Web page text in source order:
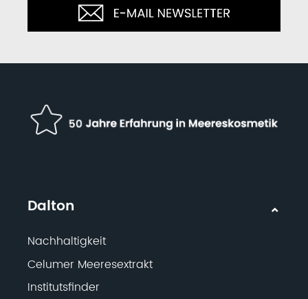
Dalton
Nachhaltigkeit
Celumer Meeresextrakt
Institutsfinder